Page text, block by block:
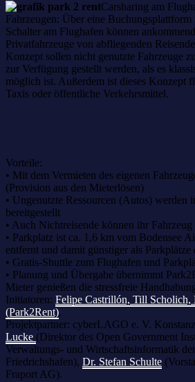
Carsharing am
Fahrzeugen: Über eine
Schalter am Flughafen können
Privatfahrzeuge von abfliegenden
Konzept sollen nicht genutzte Fahrzeuge
zur Verfügung gestellt werden, als es
möglich ist. Außerdem ist dieses Konzept
Taxis oder öffentliche Verkehrsmittel.
Vorteile:
• Mit dem Vermieten des eigenen
(Provision aus den Mieterlösen)
• Ungenutzte Ressourcen (Autos) werden
bereitgestellt
• Auch Nichtreisende können ihr
• Parkplatz ist ca. 1,6 km vom Bodensee
entfernt und damit günstiger als
• Gratis-Shuttle zum Flughafen und
• Planung und Übergabe übernimmt
Mieter genießen die stressfreie
Initiatoren: Felipe Castrillón, Till
(Park2Rent).
Projektpartner: cyberLAGO e. V.
Lucke (Direktor des Open Government
Verwaltungs- und Wirtschaftsinformatik
Friedrichshafen), Dr. Stefan Schulte
Fraport AG).